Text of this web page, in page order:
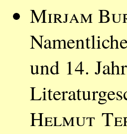
Mirjam
und 14.
Helmut